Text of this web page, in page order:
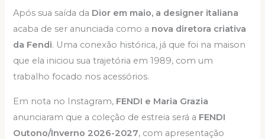
Após sua saída da Dior em maio, a designer italiana
acaba de ser anunciada como a nova diretora criativa
da Fendi. Uma conexão histórica, já que foi na maison
que ela iniciou sua trajetória em 1989, com um
trabalho focado nos acessórios.
Em nota no Instagram, FENDI e Maria Grazia
anunciaram que a coleção de estreia será a FENDI
Outono/Inverno 2026-2027, com apresentação